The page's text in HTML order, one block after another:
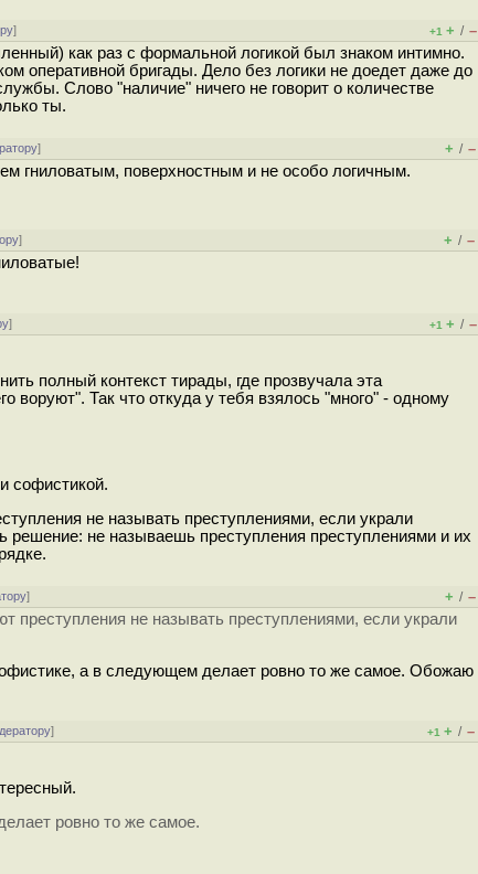
] +1 + / –
как раз с формальной логикой был знаком интимно.
оперативной бригады. Дело без логики не доедет даже до
Слово "наличие" ничего не говорит о количестве
ты.
] + / –
гниловатым, поверхностным и не особо логичным.
] + / –
] +1 + / –
полный контекст тирады, где прозвучала эта
воруют". Так что откуда у тебя взялось "много" - одному
софистикой.
не называть преступлениями, если украли
решение: не называешь преступления преступлениями и их
] + / –
не называть преступлениями, если украли
а в следующем делает ровно то же самое. Обожаю
] +1 + / –
ровно то же самое.